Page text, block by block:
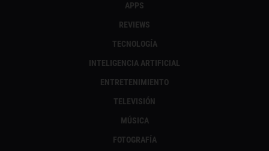
APPS
REVIEWS
TECNOLOGÍA
INTELIGENCIA ARTIFICIAL
ENTRETENIMIENTO
TELEVISIÓN
MÚSICA
FOTOGRAFÍA